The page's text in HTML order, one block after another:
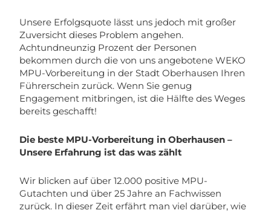
Unsere Erfolgsquote lässt uns jedoch mit großer
Zuversicht dieses Problem angehen.
Achtundneunzig Prozent der Personen
bekommen durch die von uns angebotene WEKO
MPU-Vorbereitung in der Stadt Oberhausen Ihren
Führerschein zurück. Wenn Sie genug
Engagement mitbringen, ist die Hälfte des Weges
bereits geschafft!
Die beste MPU-Vorbereitung in Oberhausen –
Unsere Erfahrung ist das was zählt
Wir blicken auf über 12.000 positive MPU-
Gutachten und über 25 Jahre an Fachwissen
zurück. In dieser Zeit erfährt man viel darüber, wie